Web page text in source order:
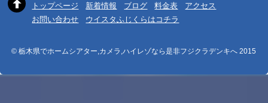
トップページ 新着情報 ブログ 料金表
アクセス
お問い合わせ
ウイスタふじくらはコチラ
© 栃木県でホームシアター,カメラ,ハイレゾなら是非フジクラデンキへ 2015